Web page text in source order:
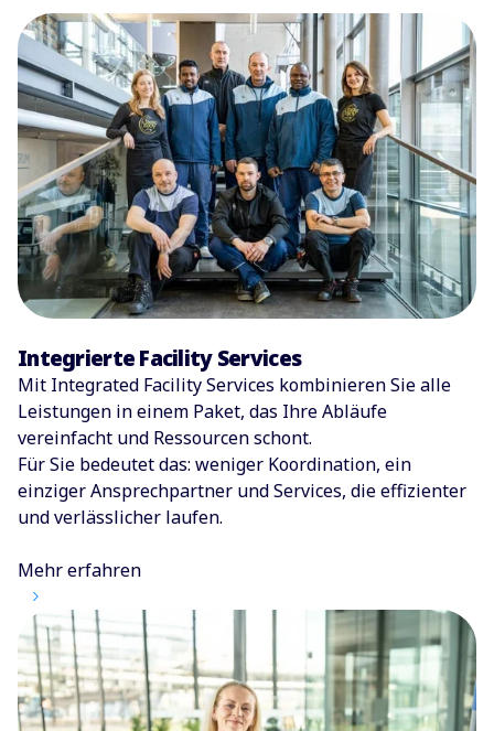
Integrierte Facility Services
Mit Integrated Facility Services kombinieren Sie alle
Leistungen in einem Paket, das Ihre Abläufe
vereinfacht und Ressourcen schont.
Für Sie bedeutet das: weniger Koordination, ein
einziger Ansprechpartner und Services, die effizienter
und verlässlicher laufen.
Mehr erfahren